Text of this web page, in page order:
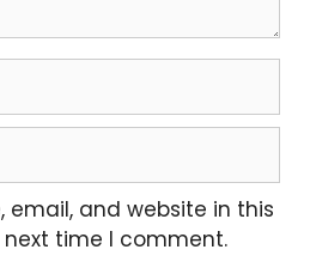
email, and website in this
time I comment.